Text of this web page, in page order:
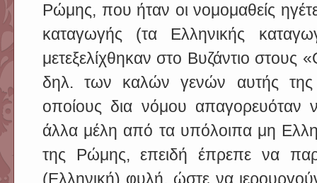
Ρώμης, που ήταν οι νομομαθείς
καταγωγής (τα Ελληνικής
μετεξελίχθηκαν στο Βυζάντιο
δηλ. των καλών γενών αυτής
οποίους δια νόμου
άλλα μέλη από τα υπόλοιπα μη
της Ρώμης, επειδή έπρεπε να
(Ελληνική) φυλή, ώστε να